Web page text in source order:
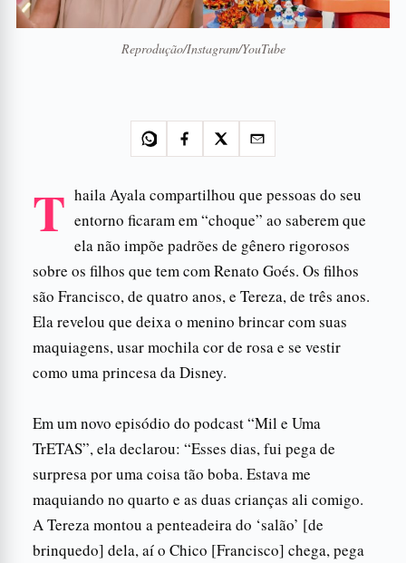
Reprodução/Instagram/YouTube
T haila Ayala compartilhou que pessoas do seu
entorno ficaram em “choque” ao saberem que
ela não impõe padrões de gênero rigorosos
sobre os filhos que tem com Renato Goés. Os filhos
são Francisco, de quatro anos, e Tereza, de três anos.
Ela revelou que deixa o menino brincar com suas
maquiagens, usar mochila cor de rosa e se vestir
como uma princesa da Disney.
Em um novo episódio do podcast “Mil e Uma
TrETAS”, ela declarou: “Esses dias, fui pega de
surpresa por uma coisa tão boba. Estava me
maquiando no quarto e as duas crianças ali comigo.
A Tereza montou a penteadeira do ‘salão’ [de
brinquedo] dela, aí o Chico [Francisco] chega, pega